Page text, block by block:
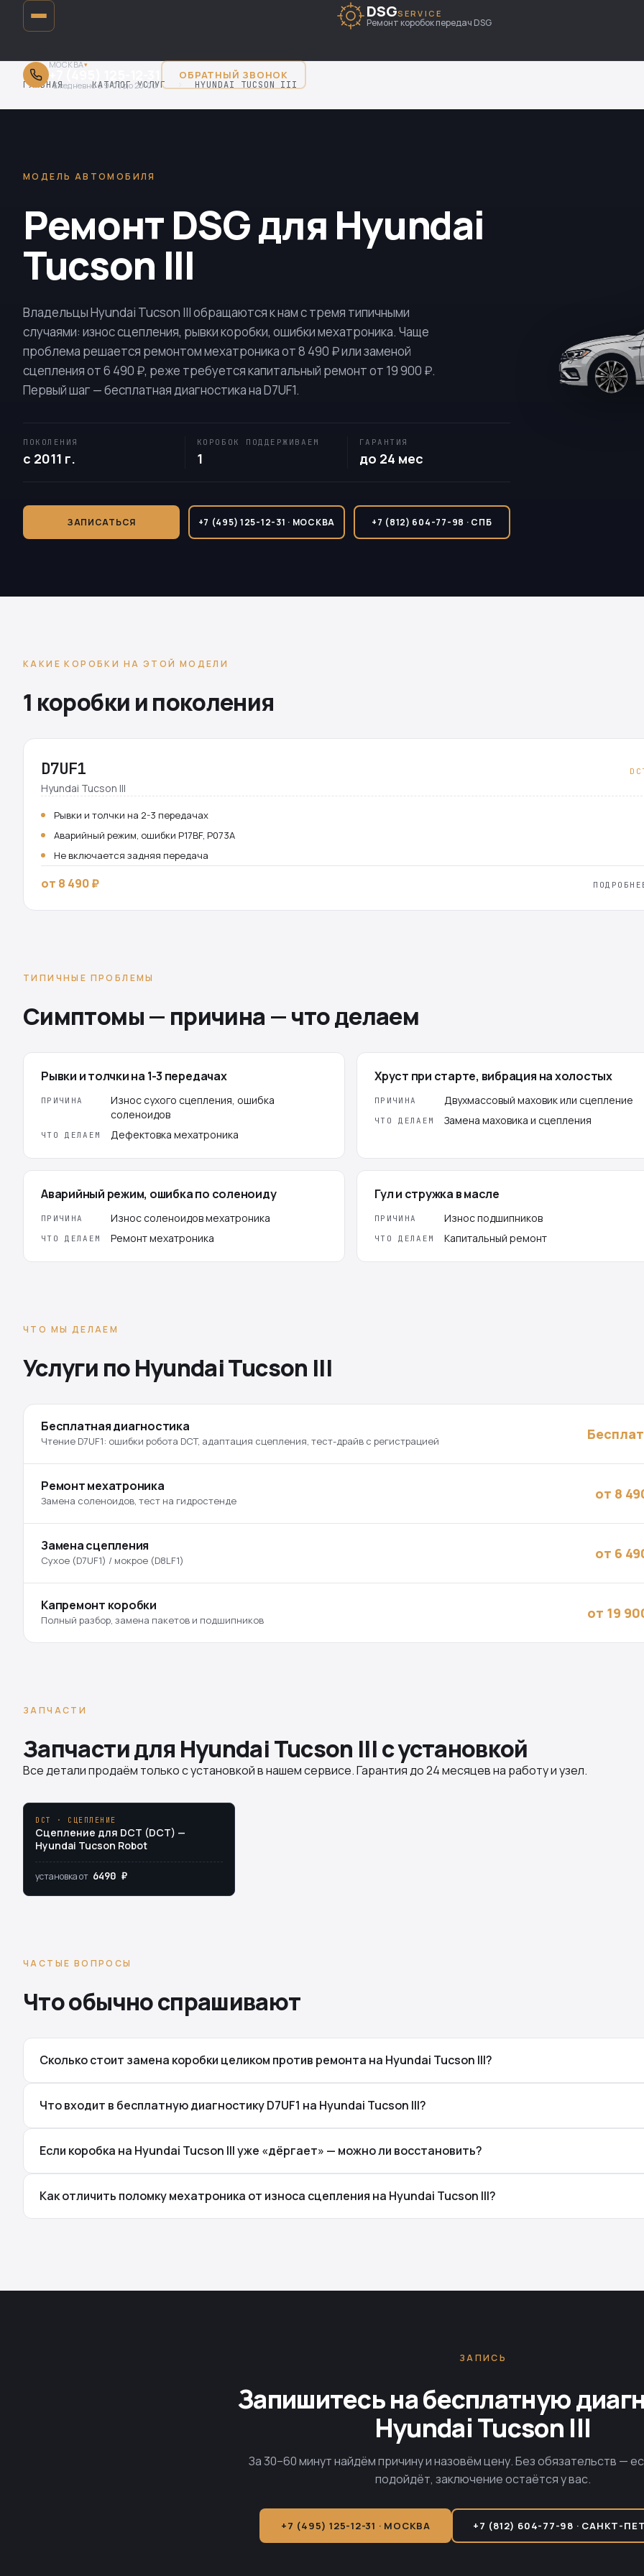
DSGSERVICE
Ремонт коробок передач DSG
МОСКВА▾
Ежедневно с 9:00 до 20:00
ОБРАТНЫЙ ЗВОНОК
ГЛАВНАЯ › КАТАЛОГ УСЛУГ HYUNDAI TUCSON III
МОДЕЛЬ АВТОМОБИЛЯ
Ремонт DSG для Hyundai
Tucson III
Владельцы Hyundai Tucson III обращаются к нам с тремя типичными
случаями: износ сцепления, рывки коробки, ошибки мехатроника. Чаще
проблема решается ремонтом мехатроника от 8 490 ₽ или заменой
сцепления от 6 490 ₽, реже требуется капитальный ремонт от 19 900 ₽.
Первый шаг — бесплатная диагностика наD7UF1.
ПОКОЛЕНИЯ
с 2011 г.
КОРОБОК ПОДДЕРЖИВАЕМ
1
ГАРАНТИЯ
до 24 мес
ЗАПИСАТЬСЯ +7 (495) 125-12-31 · МОСКВА +7 (812) 604-77-98 · СПБ
КАКИЕ КОРОБКИ НА ЭТОЙ МОДЕЛИ
1 коробки и поколения
D7UF1
Hyundai Tucson III
Рывки и толчки на 2-3 передачах
Аварийный режим, ошибки P17BF, P073A
Не включается задняя передача
от 8 490 ₽
ТИПИЧНЫЕ ПРОБЛЕМЫ
Симптомы — причина — что делаем
Рывки и толчки на 1-3 передачах
ПРИЧИНА
Износ сухого сцепления, ошибка
соленоидов
ЧТО ДЕЛАЕМ Дефектовка мехатроника
Хруст при старте, вибрация на холостых
ПРИЧИНА Двухмассовый маховик или сцепление
ЧТО ДЕЛАЕМ Замена маховика и сцепления
Аварийный режим, ошибка по соленоиду
ПРИЧИНА Износ соленоидов мехатроника
ЧТО ДЕЛАЕМ Ремонт мехатроника
Гул и стружка в масле
ПРИЧИНА Износ подшипников
ЧТО ДЕЛАЕМ Капитальный ремонт
ЧТО МЫ ДЕЛАЕМ
Услуги по Hyundai Tucson III
Бесплатная диагностика
Чтение D7UF1: ошибки робота DCT, адаптация сцепления, тест-драйв с регистрацией
Ремонт мехатроника
Замена соленоидов, тест на гидростенде от 8
Замена сцепления
Сухое (D7UF1) / мокрое (D8LF1) от 6
Капремонт коробки
Полный разбор, замена пакетов и подшипников от 19
ЗАПЧАСТИ
Запчасти для Hyundai Tucson III с установкой
Все детали продаём только с установкой в нашем сервисе. Гарантия до 24 месяцев на работу и узел.
DCT · СЦЕПЛЕНИЕ
Сцепление для DCT (DCT) —
Hyundai Tucson Robot
установка от 6490 ₽
ЧАСТЫЕ ВОПРОСЫ
Что обычно спрашивают
Сколько стоит замена коробки целиком против ремонта на Hyundai Tucson III?
Что входит в бесплатную диагностику D7UF1 на Hyundai Tucson III?
Если коробка на Hyundai Tucson III уже «дёргает» — можно ли восстановить?
Как отличить поломку мехатроника от износа сцепления на Hyundai Tucson III?
ЗАПИСЬ
Запишитесь на бесплатную
Hyundai Tucson III
За 30–60 минут найдём причину и назовём цену. Без обязательств —
подойдёт, заключение остаётся у вас.
+7 (495) 125-12-31 · МОСКВА +7 (812) 604-77-98 · САНКТ-